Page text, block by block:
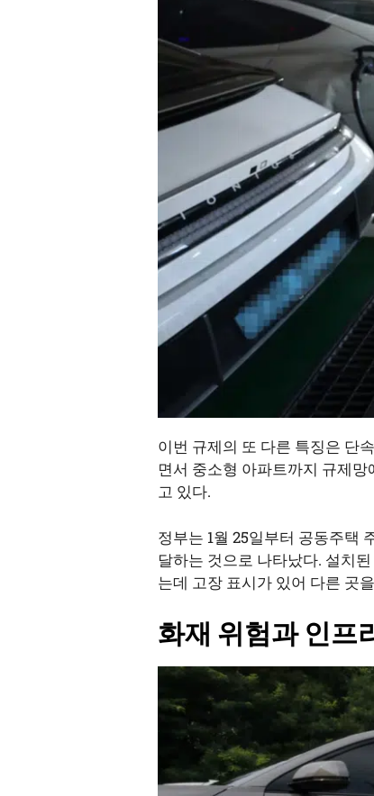
이번 규제의 또 다른 특징은 단
면서 중소형 아파트까지 규제
고 있다.
정부는 1월 25일부터 공동주택
달하는 것으로 나타났다. 설치
는데 고장 표시가 있어 다른 곳
화재 위험과 인프